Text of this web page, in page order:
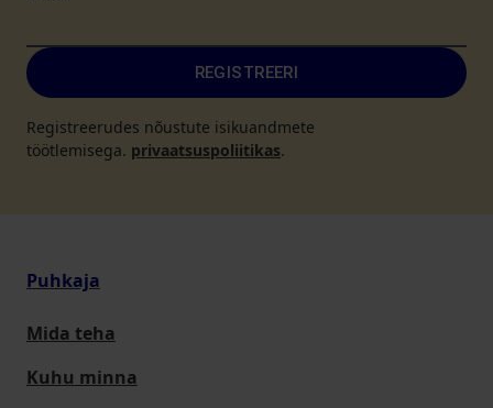
REGISTREERI
Registreerudes nõustute isikuandmete
töötlemisega. privaatsuspoliitikas.
Puhkaja
Mida teha
Kuhu minna